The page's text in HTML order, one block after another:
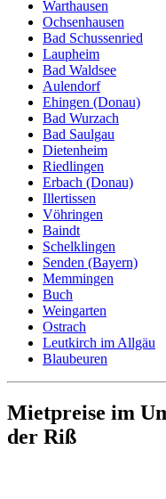
Warthausen
Ochsenhausen
Bad Schussenried
Laupheim
Bad Waldsee
Aulendorf
Ehingen (Donau)
Bad Wurzach
Bad Saulgau
Dietenheim
Riedlingen
Erbach (Donau)
Illertissen
Vöhringen
Baindt
Schelklingen
Senden (Bayern)
Memmingen
Buch
Weingarten
Ostrach
Leutkirch im Allgäu
Blaubeuren
Mietpreise im
der Riß